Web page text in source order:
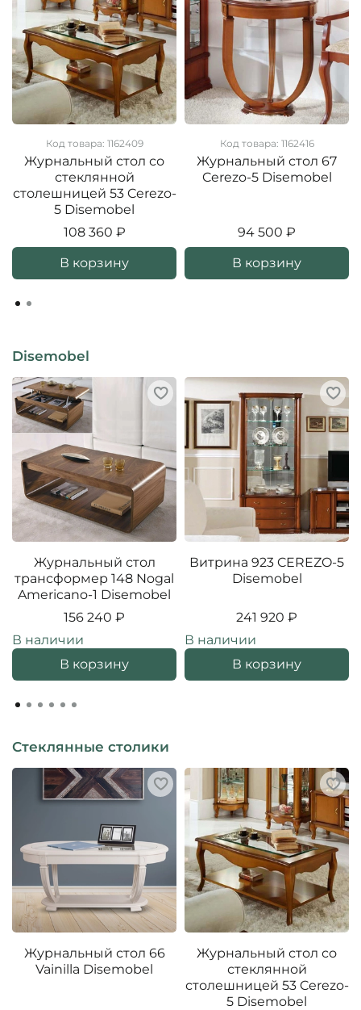
Код товара: 1162409
Журнальный стол со
стеклянной
столешницей 53 Cerezo-
5 Disemobel
108 360 ₽
В корзину
Код товара: 1162416
Журнальный стол 67
Cerezo-5 Disemobel
94 500 ₽
В корзину
Disemobel
Журнальный стол
трансформер 148 Nogal
Americano-1 Disemobel
156 240 ₽
В наличии
В корзину
Витрина 923 CEREZO-5
Disemobel
241 920 ₽
В наличии
В корзину
Стеклянные столики
Журнальный стол 66
Vainilla Disemobel
Журнальный стол со
стеклянной
столешницей 53 Cerezo-
5 Disemobel